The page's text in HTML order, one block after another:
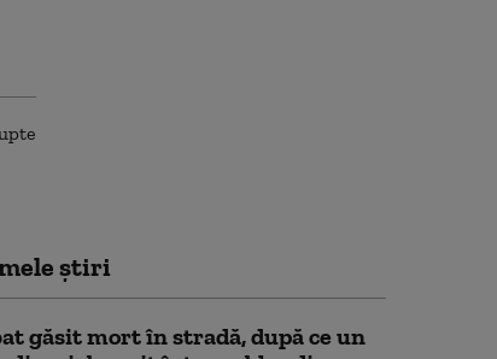
știri
găsit mort în stradă, după ce un